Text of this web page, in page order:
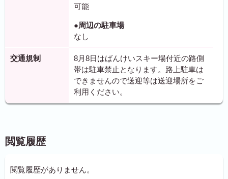
可能
●周辺の駐車場
なし
交通規制
8月8日はばんけいスキー場付近の路側
帯は駐車禁止となります。路上駐車は
できませんので送迎等は送迎場所をご
利用ください。
閲覧履歴
閲覧履歴がありません。